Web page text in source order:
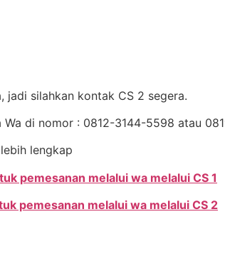
jadi silahkan kontak CS 2 segera.
di nomor : 0812-3144-5598 atau
lengkap
pemesanan melalui wa melalui CS 1
pemesanan melalui wa melalui CS 2